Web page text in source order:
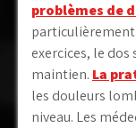
problèmes de
particulièrement
exercices, le
maintien. La
les douleurs
niveau. Les